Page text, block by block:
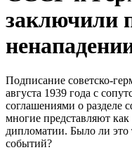
заключили
Подписание советско-
августа 1939 года с
соглашениями о разделе
многие представляют
дипломатии. Было ли это
событий?